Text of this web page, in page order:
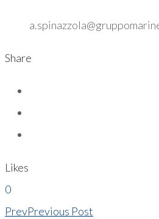
Share
Likes
0
PrevPrevious Post